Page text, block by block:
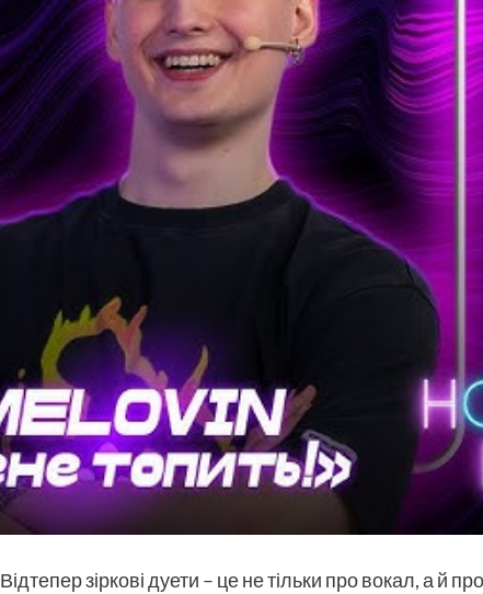
Відтепер зіркові дуети – це не тільки про вокал, а й